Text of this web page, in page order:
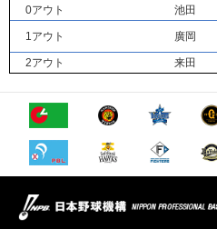
0アウト
池田
1アウト 廣岡
2アウト
来田